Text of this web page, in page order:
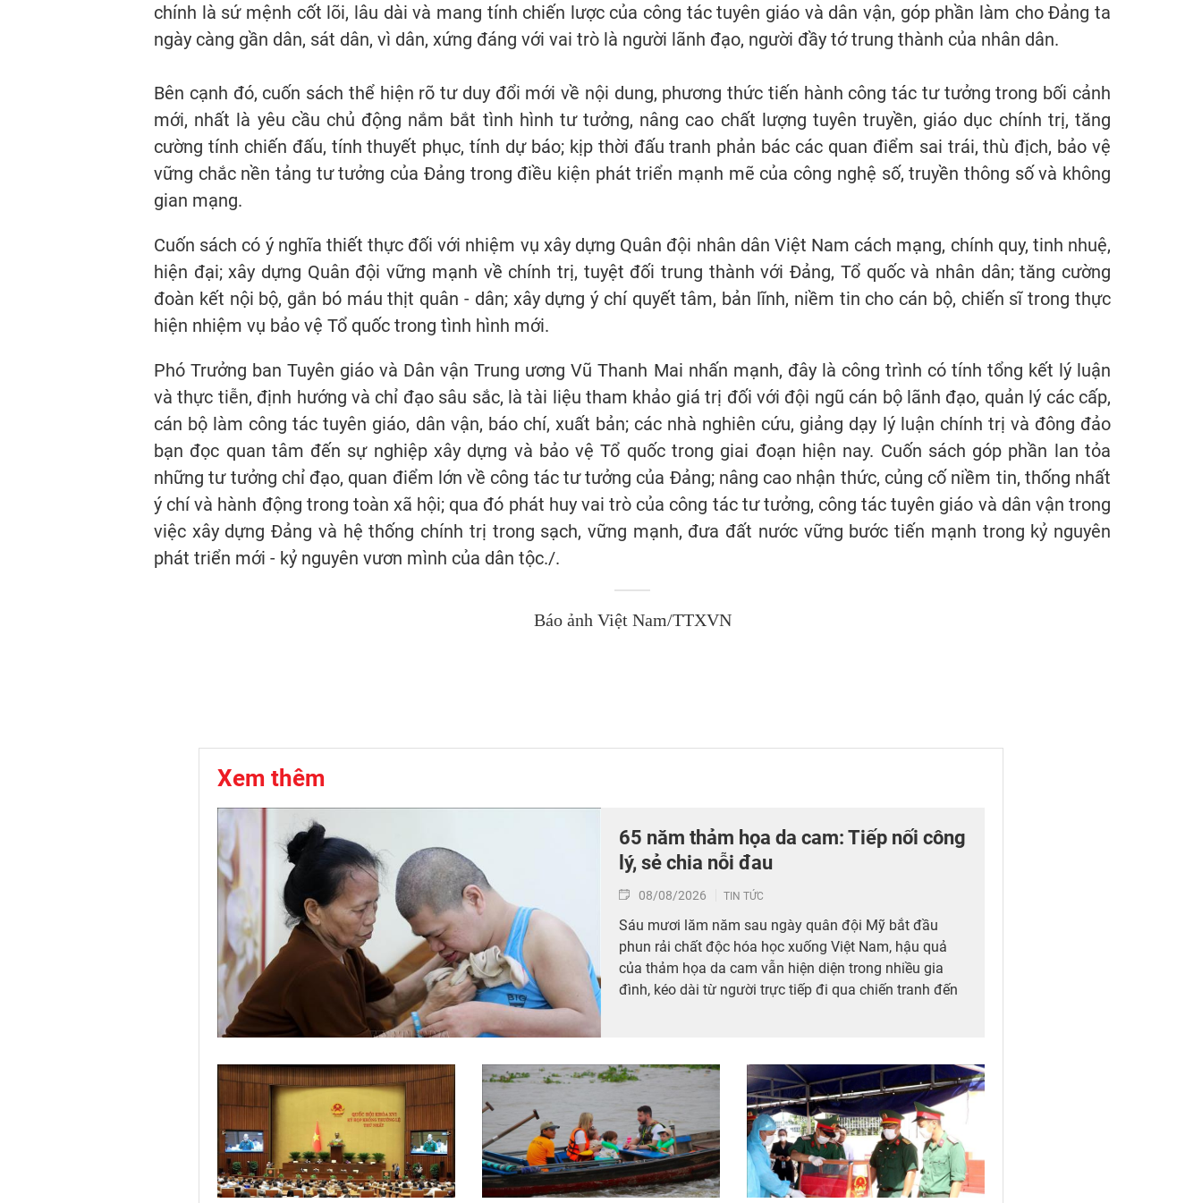
chính là sứ mệnh cốt lõi, lâu dài và mang tính chiến lược của công tác tuyên giáo và dân vận, góp phần làm cho Đảng ta
ngày càng gần dân, sát dân, vì dân, xứng đáng với vai trò là người lãnh đạo, người đầy tớ trung thành của nhân dân.
Bên cạnh đó, cuốn sách thể hiện rõ tư duy đổi mới về nội dung, phương thức tiến hành công tác tư tưởng trong bối cảnh
mới, nhất là yêu cầu chủ động nắm bắt tình hình tư tưởng, nâng cao chất lượng tuyên truyền, giáo dục chính trị, tăng
cường tính chiến đấu, tính thuyết phục, tính dự báo; kịp thời đấu tranh phản bác các quan điểm sai trái, thù địch, bảo vệ
vững chắc nền tảng tư tưởng của Đảng trong điều kiện phát triển mạnh mẽ của công nghệ số, truyền thông số và không
gian mạng.
Cuốn sách có ý nghĩa thiết thực đối với nhiệm vụ xây dựng Quân đội nhân dân Việt Nam cách mạng, chính quy, tinh nhuệ,
hiện đại; xây dựng Quân đội vững mạnh về chính trị, tuyệt đối trung thành với Đảng, Tổ quốc và nhân dân; tăng cường
đoàn kết nội bộ, gắn bó máu thịt quân - dân; xây dựng ý chí quyết tâm, bản lĩnh, niềm tin cho cán bộ, chiến sĩ trong thực
hiện nhiệm vụ bảo vệ Tổ quốc trong tình hình mới.
Phó Trưởng ban Tuyên giáo và Dân vận Trung ương Vũ Thanh Mai nhấn mạnh, đây là công trình có tính tổng kết lý luận
và thực tiễn, định hướng và chỉ đạo sâu sắc, là tài liệu tham khảo giá trị đối với đội ngũ cán bộ lãnh đạo, quản lý các cấp,
cán bộ làm công tác tuyên giáo, dân vận, báo chí, xuất bản; các nhà nghiên cứu, giảng dạy lý luận chính trị và đông đảo
bạn đọc quan tâm đến sự nghiệp xây dựng và bảo vệ Tổ quốc trong giai đoạn hiện nay. Cuốn sách góp phần lan tỏa
những tư tưởng chỉ đạo, quan điểm lớn về công tác tư tưởng của Đảng; nâng cao nhận thức, củng cố niềm tin, thống nhất
ý chí và hành động trong toàn xã hội; qua đó phát huy vai trò của công tác tư tưởng, công tác tuyên giáo và dân vận trong
việc xây dựng Đảng và hệ thống chính trị trong sạch, vững mạnh, đưa đất nước vững bước tiến mạnh trong kỷ nguyên
phát triển mới - kỷ nguyên vươn mình của dân tộc./.
Báo ảnh Việt Nam/TTXVN
Xem thêm
65 năm thảm họa da cam: Tiếp nối công
lý, sẻ chia nỗi đau
08/08/2026 TIN TỨC
Sáu mươi lăm năm sau ngày quân đội Mỹ bắt đầu
phun rải chất độc hóa học xuống Việt Nam, hậu quả
của thảm họa da cam vẫn hiện diện trong nhiều gia
đình, kéo dài từ người trực tiếp đi qua chiến tranh đến
những người sinh ra trong hòa bình không bị bỏ lại với
hậu quả của cuộc chiến mình chưa từng trải qua.